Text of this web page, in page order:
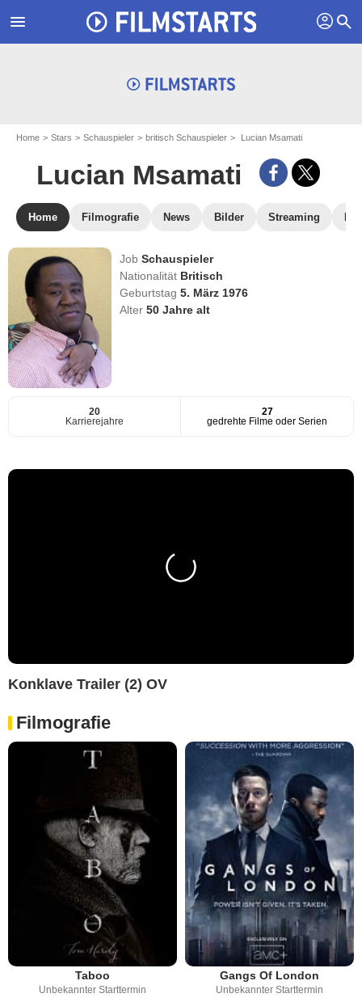
menu profil search
Home Stars Schauspieler britisch Schauspieler Lucian Msamati
Lucian Msamati
Home Filmografie News Bilder Streaming
JobSchauspieler
Nationalität Britisch
Geburtstag5. März 1976
Alter50 Jahre alt
20
Karrierejahre
27
gedrehte Filme oder Serien
Konklave Trailer (2) OV
Filmografie
Taboo
Unbekannter Starttermin
Gangs Of London
Unbekannter Starttermin